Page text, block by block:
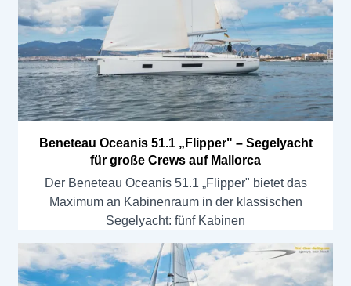
Beneteau Oceanis 51.1 „Flipper" – Segelyacht
für große Crews auf Mallorca
Der Beneteau Oceanis 51.1 „Flipper" bietet das
Maximum an Kabinenraum in der klassischen
Segelyacht: fünf Kabinen